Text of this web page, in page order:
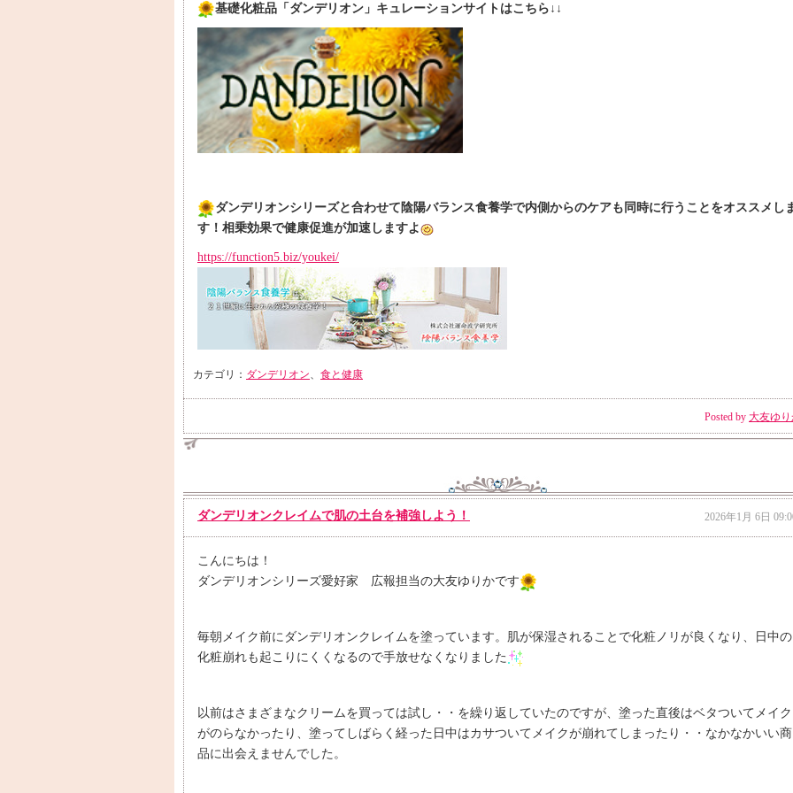
基礎化粧品「ダンデリオン」キュレーションサイトはこちら↓↓
ダンデリオンシリーズと合わせて陰陽バランス食養学で内側からのケアも同時に行うことをオススメし
す！相乗効果で健康促進が加速しますよ
https://function5.biz/youkei/
カテゴリ： ダンデリオン、 食と健康
Posted by 大友ゆ
ダンデリオンクレイムで肌の土台を補強しよう！ 2026年1月 6日
こんにちは！
ダンデリオンシリーズ愛好家 広報担当の大友ゆりかです
毎朝メイク前にダンデリオンクレイムを塗っています。肌が保湿されることで化粧ノリが良くなり、日中の
化粧崩れも起こりにくくなるので手放せなくなりました
以前はさまざまなクリームを買っては試し・・を繰り返していたのですが、塗った直後はベタついてメイク
がのらなかったり、塗ってしばらく経った日中はカサついてメイクが崩れてしまったり・・なかなかいい商
品に出会えませんでした。